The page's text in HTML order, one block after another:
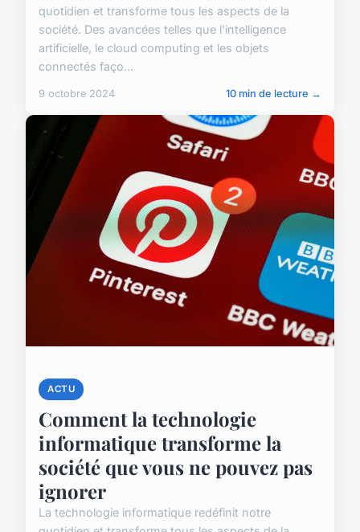
quotidien et transforme tous les aspects de la
société. Des avancées telles que l'intelligence
artificielle, le cloud computing et les objets
connectés faço...
9 octobre 2024 10 min de lecture →
ACTU
Comment la technologie
informatique transforme la
société que vous ne pouvez pas
ignorer
La technologie informatique redéfinit notre